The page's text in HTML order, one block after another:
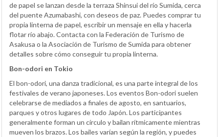
de papel se lanzan desde la terraza Shinsui del río Sumida, cerca
del puente Azumabashi, con deseos de paz. Puedes comprar tu
propia linterna de papel, escribir un mensaje en ella y hacerla
flotar río abajo. Contacta con la Federación de Turismo de
Asakusa o la Asociación de Turismo de Sumida para obtener
detalles sobre cómo conseguir tu propia linterna.
Bon-odori en Tokio
El bon-odori, una danza tradicional, es una parte integral de los
festivales de verano japoneses. Los eventos Bon-odori suelen
celebrarse de mediados a finales de agosto, en santuarios,
parques y otros lugares de todo Japón. Los participantes
generalmente forman un círculo y bailan rítmicamente mientras
mueven los brazos. Los bailes varían según la región, y puedes